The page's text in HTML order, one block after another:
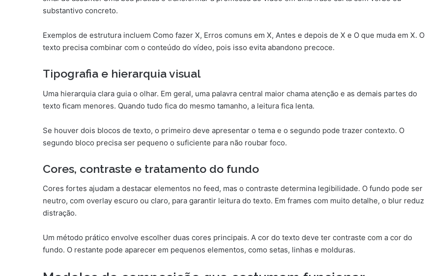
substantivo concreto.
Exemplos de estrutura incluem Como fazer X, Erros comuns em X, Antes e depois de X e O que muda em X. O
texto precisa combinar com o conteúdo do vídeo, pois isso evita abandono precoce.
Tipografia e hierarquia visual
Uma hierarquia clara guia o olhar. Em geral, uma palavra central maior chama atenção e as demais partes do
texto ficam menores. Quando tudo fica do mesmo tamanho, a leitura fica lenta.
Se houver dois blocos de texto, o primeiro deve apresentar o tema e o segundo pode trazer contexto. O
segundo bloco precisa ser pequeno o suficiente para não roubar foco.
Cores, contraste e tratamento do fundo
Cores fortes ajudam a destacar elementos no feed, mas o contraste determina legibilidade. O fundo pode ser
neutro, com overlay escuro ou claro, para garantir leitura do texto. Em frames com muito detalhe, o blur reduz
distração.
Um método prático envolve escolher duas cores principais. A cor do texto deve ter contraste com a cor do
fundo. O restante pode aparecer em pequenos elementos, como setas, linhas e molduras.